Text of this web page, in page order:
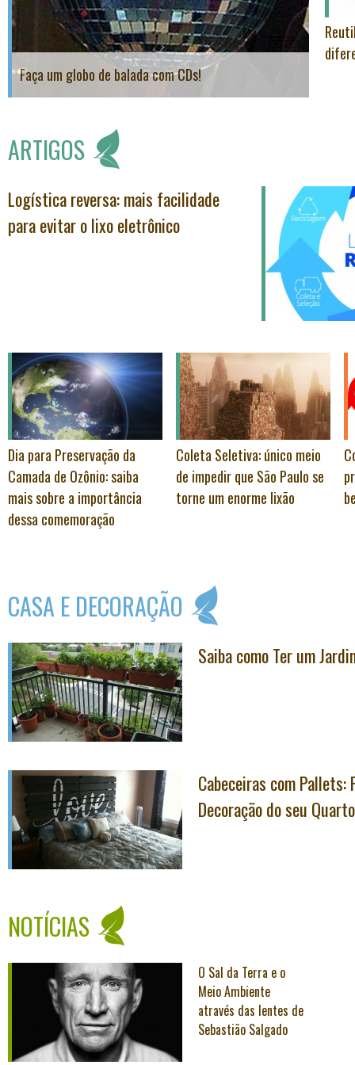
Faça um globo de balada com CDs!
ARTIGOS
Logística reversa: mais facilidade
para evitar o lixo eletrônico
Dia para Preservação da
Camada de Ozônio: saiba
mais sobre a importância
dessa comemoração
Coleta Seletiva: único meio
de impedir que São Paulo se
torne um enorme lixão
CASA E DECORAÇÃO
Saiba como Ter um
Cabeceiras com Pallets:
Decoração do seu Quarto
NOTÍCIAS
O Sal da Terra e o
Meio Ambiente
através das lentes de
Sebastião Salgado